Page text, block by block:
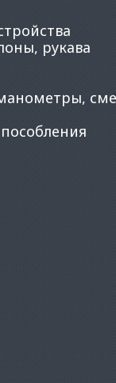
рукава